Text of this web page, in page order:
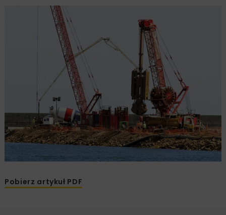
Pobierz artykuł PDF